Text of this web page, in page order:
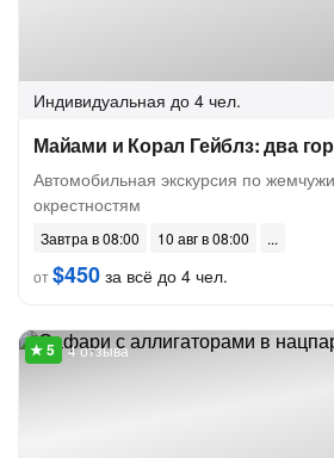
Индивидуальная до 4 чел.
Майами и Корал Гейблз: два
Автомобильная экскурсия по
окрестностям
Завтра в 08:00
10 авг в 08:00
от$450 за всё до 4 чел.
4 отзыва